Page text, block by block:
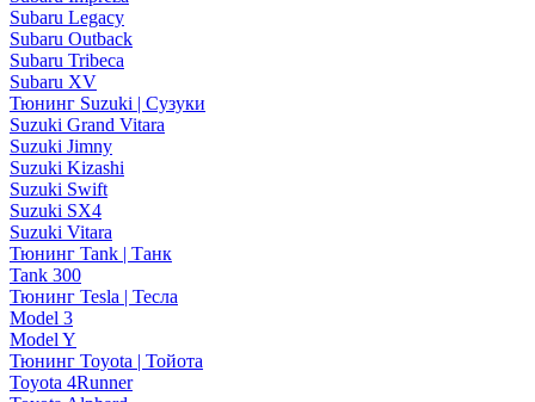
Subaru Legacy
Subaru Outback
Subaru Tribeca
Subaru XV
Тюнинг Suzuki | Сузуки
Suzuki Grand Vitara
Suzuki Jimny
Suzuki Kizashi
Suzuki Swift
Suzuki SX4
Suzuki Vitara
Тюнинг Tank | Танк
Tank 300
Тюнинг Tesla | Тесла
Model 3
Model Y
Тюнинг Toyota | Тойота
Toyota 4Runner